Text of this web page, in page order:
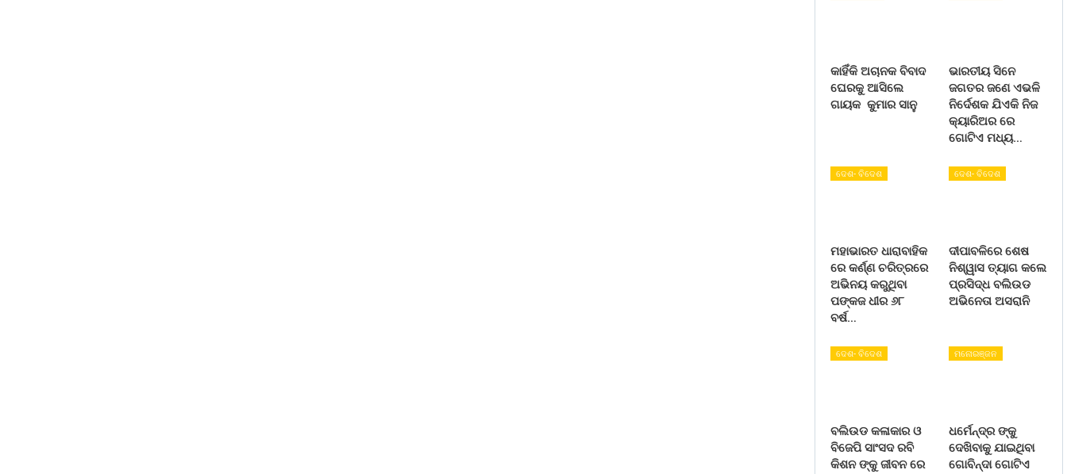
କାହିଁକି ଅଚାନକ ବିବାଦ
ଘେରକୁ ଆସିଲେ
ଗାୟକ କୁମାର ସାନୁ
ଭାରତୀୟ ସିନେ
ଜଗତର ଜଣେ ଏଭଳି
ନିର୍ଦେଶକ ଯିଏକି ନିଜ
କ୍ୟାରିଅର ରେ
ଗୋଟିଏ ମଧ୍ୟ…
ଦେଶ- ବିଦେଶ
ମହାଭାରତ ଧାରାବାହିକ
ରେ କର୍ଣ୍ଣ ଚରିତ୍ରରେ
ଅଭିନୟ କରୁଥିବା
ପଙ୍କଜ ଧୀର ୬୮
ବର୍ଷ…
ଦେଶ- ବିଦେଶ
ଦୀପାବଳିରେ ଶେଷ
ନିଶ୍ୱାସ ତ୍ୟାଗ କଲେ
ପ୍ରସିଦ୍ଧ ବଲିଉଡ
ଅଭିନେତା ଅସରାନି
ଦେଶ- ବିଦେଶ
ବଲିଉଡ କଳାକାର ଓ
ବିଜେପି ସାଂସଦ ରବି
କିଶନ ଙ୍କୁ ଜୀବନ ରେ
ମନୋରଞ୍ଜନ
ଧର୍ମେନ୍ଦ୍ର ଙ୍କୁ
ଦେଖିବାକୁ ଯାଇଥିବା
ଗୋବିନ୍ଦା ଗୋଟିଏ